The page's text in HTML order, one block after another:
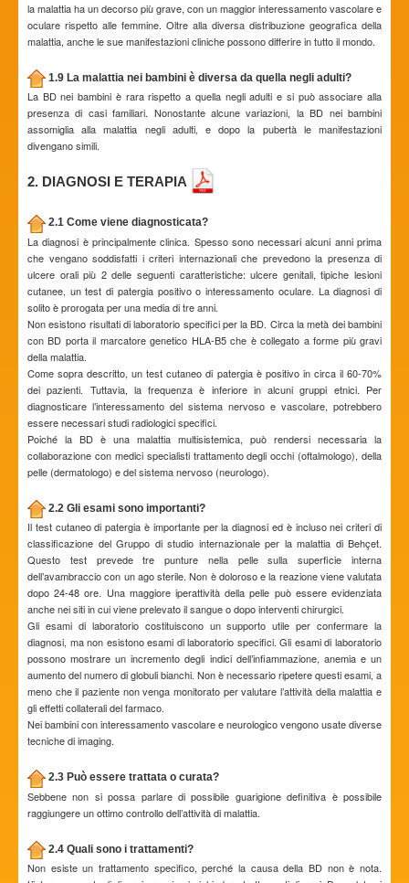
la malattia ha un decorso più grave, con un maggior interessamento vascolare e
oculare rispetto alle femmine. Oltre alla diversa distribuzione geografica della
malattia, anche le sue manifestazioni cliniche possono differire in tutto il mondo.
1.9 La malattia nei bambini è diversa da quella negli adulti?
La BD nei bambini è rara rispetto a quella negli adulti e si può associare alla
presenza di casi familiari. Nonostante alcune variazioni, la BD nei bambini
assomiglia alla malattia negli adulti, e dopo la pubertà le manifestazioni
divengano simili.
2. DIAGNOSI E TERAPIA
2.1 Come viene diagnosticata?
La diagnosi è principalmente clinica. Spesso sono necessari alcuni anni prima
che vengano soddisfatti i criteri internazionali che prevedono la presenza di
ulcere orali più 2 delle seguenti caratteristiche: ulcere genitali, tipiche lesioni
cutanee, un test di patergia positivo o interessamento oculare. La diagnosi di
solito è prorogata per una media di tre anni.
Non esistono risultati di laboratorio specifici per la BD. Circa la metà dei bambini
con BD porta il marcatore genetico HLA-B5 che è collegato a forme più gravi
della malattia.
Come sopra descritto, un test cutaneo di patergia è positivo in circa il 60-70%
dei pazienti. Tuttavia, la frequenza è inferiore in alcuni gruppi etnici. Per
diagnosticare l’interessamento del sistema nervoso e vascolare, potrebbero
essere necessari studi radiologici specifici.
Poiché la BD è una malattia multisistemica, può rendersi necessaria la
collaborazione con medici specialisti trattamento degli occhi (oftalmologo), della
pelle (dermatologo) e del sistema nervoso (neurologo).
2.2 Gli esami sono importanti?
Il test cutaneo di patergia è importante per la diagnosi ed è incluso nei criteri di
classificazione del Gruppo di studio internazionale per la malattia di Behçet.
Questo test prevede tre punture nella pelle sulla superficie interna
dell’avambraccio con un ago sterile. Non è doloroso e la reazione viene valutata
dopo 24-48 ore. Una maggiore iperattività della pelle può essere evidenziata
anche nei siti in cui viene prelevato il sangue o dopo interventi chirurgici.
Gli esami di laboratorio costituiscono un supporto utile per confermare la
diagnosi, ma non esistono esami di laboratorio specifici. Gli esami di laboratorio
possono mostrare un incremento degli indici dell’infiammazione, anemia e un
aumento del numero di globuli bianchi. Non è necessario ripetere questi esami, a
meno che il paziente non venga monitorato per valutare l’attività della malattia e
gli effetti collaterali del farmaco.
Nei bambini con interessamento vascolare e neurologico vengono usate diverse
tecniche di imaging.
2.3 Può essere trattata o curata?
Sebbene non si possa parlare di possibile guarigione definitiva è possibile
raggiungere un ottimo controllo dell’attività di malattia.
2.4 Quali sono i trattamenti?
Non esiste un trattamento specifico, perché la causa della BD non è nota.